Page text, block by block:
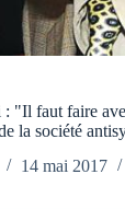
"Il faut faire
la société
14 mai 2017